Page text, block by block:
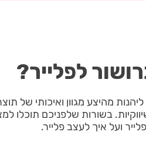
לפלייר?
מהיצע מגוון ואיכותי של
בשורות שלפניכם תוכלו
ועל איך לעצב פלייר.